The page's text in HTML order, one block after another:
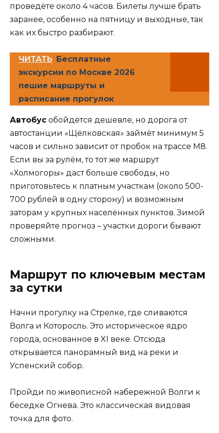
проведёте около 4 часов. Билеты лучше брать
заранее, особенно на пятницу и выходные, так
как их быстро разбирают.
ЧИТАТЬ Бесплатные
экскурсии по Москве 2026
пешие маршруты и
расписание прогулок
Автобус обойдётся дешевле, но дорога от
автостанции «Щёлковская» займёт минимум 5
часов и сильно зависит от пробок на трассе М8.
Если вы за рулём, то тот же маршрут
«Холмогоры» даст больше свободы, но
приготовьтесь к платным участкам (около 500-
700 рублей в одну сторону) и возможным
заторам у крупных населённых пунктов. Зимой
проверяйте прогноз – участки дороги бывают
сложными.
Маршрут по ключевым местам
за сутки
Начни прогулку на Стрелке, где сливаются
Волга и Которосль. Это историческое ядро
города, основанное в XI веке. Отсюда
открывается панорамный вид на реки и
Успенский собор.
Пройди по живописной набережной Волги к
беседке Огнева. Это классическая видовая
точка для фото.